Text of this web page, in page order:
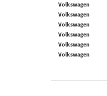
Volkswagen
Volkswagen
Volkswagen
Volkswagen
Volkswagen
Volkswagen